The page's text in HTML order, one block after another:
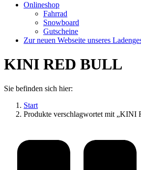
Onlineshop
Fahrrad
Snowboard
Gutscheine
Zur neuen Webseite unseres
KINI RED BULL
Sie befinden sich hier:
Start
Produkte verschlagwortet mit